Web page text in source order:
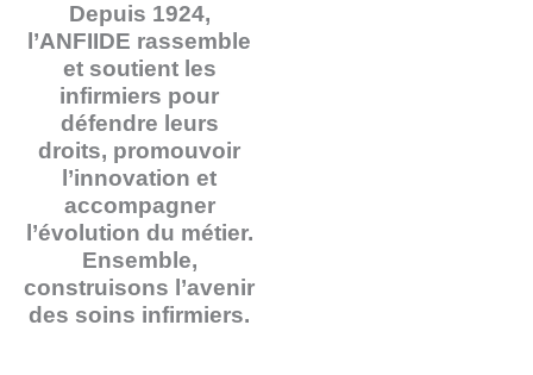
Depuis 1924,
l’ANFIIDE rassemble
et soutient les
infirmiers pour
défendre leurs
droits, promouvoir
l’innovation et
accompagner
l’évolution du métier.
Ensemble,
construisons l’avenir
des soins infirmiers.